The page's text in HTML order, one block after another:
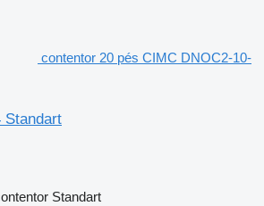
contentor 20 pés CIMC DNOC2-10-
Standart
Standart